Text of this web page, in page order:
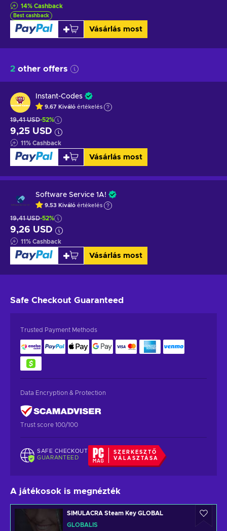
14% Cashback
Best cashback
Vásárlás most
2 other offers
Instant-Codes
9.67 Kiváló értékelés
19,41 USD-52%
9,25 USD
11% Cashback
Vásárlás most
Software Service 1A!
9.53 Kiváló értékelés
19,41 USD-52%
9,26 USD
11% Cashback
Vásárlás most
Safe Checkout Guaranteed
Trusted Payment Methods
Data Encryption & Protection
Trust score 100/100
SAFE CHECKOUT
GUARANTEED
SZERKESZTŐ
VÁLASZTÁSA
A játékosok is megnézték
SIMULACRA Steam Key GLOBAL
GLOBÁLIS